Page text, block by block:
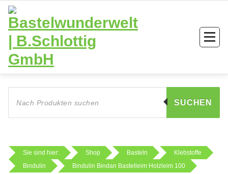
Zum
Inhalt
springen
Products
search
SUCHEN
Sie sind hier: Shop Basteln
Klebstoffe
Bindulin
Bindulin Bindan Bastelleim Holzleim 100